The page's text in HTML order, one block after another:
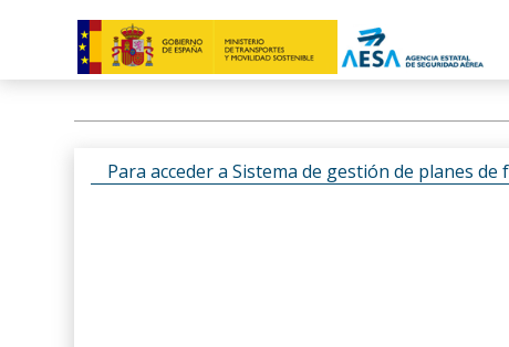
Para acceder a Sistema de gestión de planes